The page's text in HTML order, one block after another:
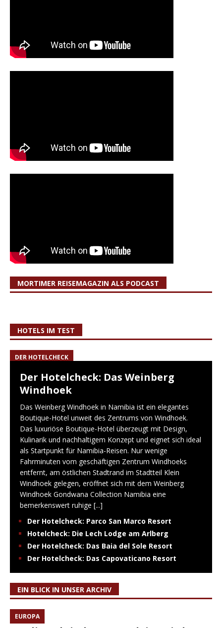
MORTIMER REISEMAGAZIN ALS PODCAST
HOTELS IM TEST
DER HOTELCHECK
Der Hotelcheck: Das Weinberg
Windhoek
Das Weinberg Windhoek in Namibia ist ein elegantes
Boutique-Hotel unweit des Zentrums von Windhoek.
Das luxuriöse Boutique-Hotel überzeugt mit Design,
Kulinarik und nachhaltigem Konzept und eignet sich ideal
als Startpunkt für Namibia-Reisen. Nur wenige
Fahrminuten vom geschäftigen Zentrum Windhoeks
entfernt, am östlichen Stadtrand im Stadtteil Klein
Windhoek gelegen, eröffnet sich mit dem Weinberg
Windhoek Gondwana Collection Namibia eine
bemerkenswert ruhige [...]
Der Hotelcheck: Parco San Marco Resort
Hotelcheck: Die Lech Lodge am Arlberg
Der Hotelcheck: Das Baia del Sole Resort
Der Hotelcheck: Das Capovaticano Resort
EIN BLICK IN UNSER ARCHIV
EUROPA